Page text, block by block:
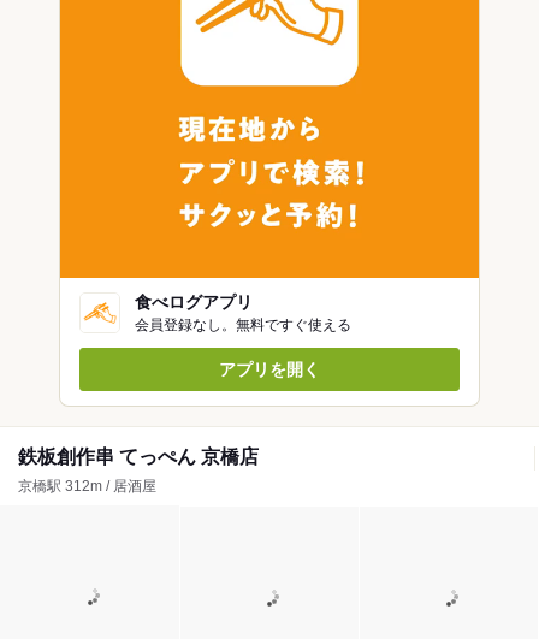
食べログアプリ
会員登録なし。無料ですぐ使える
アプリを開く
鉄板創作串 てっぺん 京橋店
京橋駅 312m / 居酒屋